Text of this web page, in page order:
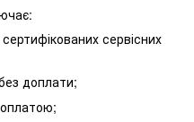
сервісних
доплати;